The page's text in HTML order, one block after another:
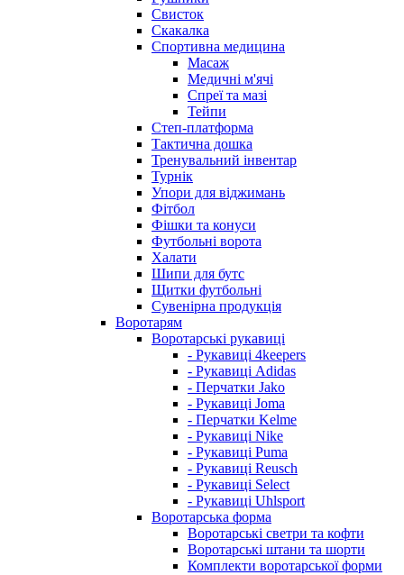
Свисток
Скакалка
Спортивна медицина
Масаж
Медичні м'ячі
Спреї та мазі
Тейпи
Степ-платформа
Тактична дошка
Тренувальний інвентар
Турнік
Упори для віджимань
Фітбол
Фішки та конуси
Футбольні ворота
Халати
Шипи для бутс
Щитки футбольні
Сувенірна продукція
Воротарям
Воротарські рукавиці
- Рукавиці 4keepers
- Рукавиці Adidas
- Перчатки Jako
- Рукавиці Joma
- Перчатки Kelme
- Рукавиці Nike
- Рукавиці Puma
- Рукавиці Reusch
- Рукавиці Select
- Рукавиці Uhlsport
Воротарська форма
Воротарські светри та кофти
Воротарські штани та шорти
Комплекти воротарської форми